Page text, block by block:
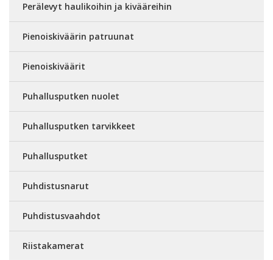
Perälevyt haulikoihin ja kivääreihin
Pienoiskiväärin patruunat
Pienoiskiväärit
Puhallusputken nuolet
Puhallusputken tarvikkeet
Puhallusputket
Puhdistusnarut
Puhdistusvaahdot
Riistakamerat